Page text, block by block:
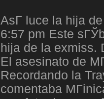
AsГ­ luce la hija
6:57 pm Este
hija de la exmiss.
El asesinato de
Recordando la
comentaba